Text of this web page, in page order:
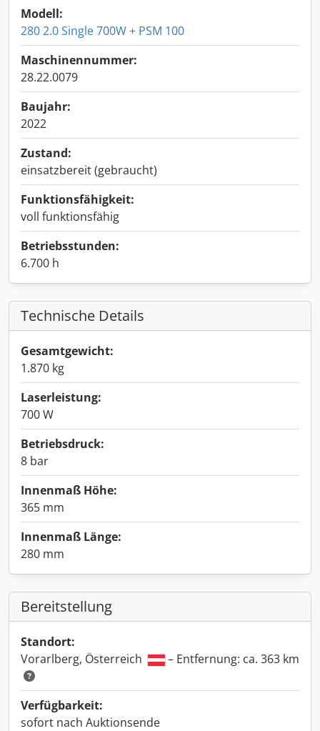
Modell:
280 2.0 Single 700W + PSM 100
Maschinennummer:
28.22.0079
Baujahr:
2022
Zustand:
einsatzbereit (gebraucht)
Funktionsfähigkeit:
voll funktionsfähig
Betriebsstunden:
6.700 h
Technische Details
Gesamtgewicht:
1.870 kg
Laserleistung:
700 W
Betriebsdruck:
8 bar
Innenmaß Höhe:
365 mm
Innenmaß Länge:
280 mm
Bereitstellung
Standort:
Vorarlberg, Österreich
– Entfernung: ca. 363 km
Verfügbarkeit:
sofort nach Auktionsende